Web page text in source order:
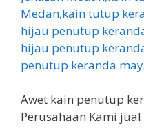
Awet kain penutup
Perusahaan Kami jual